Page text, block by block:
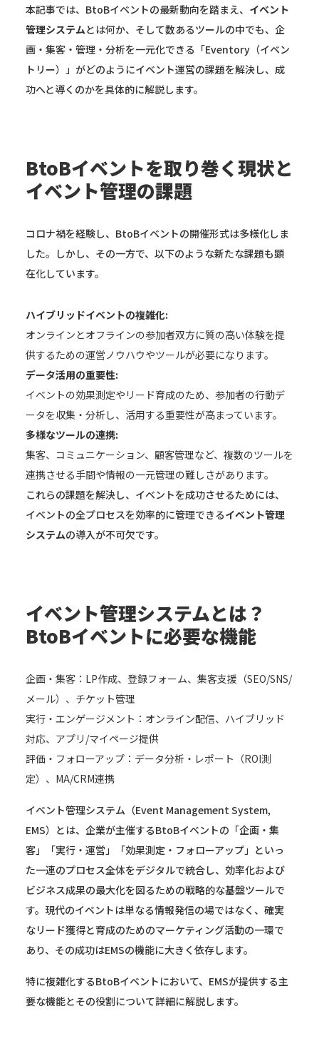
本記事では、BtoBイベントの最新動向を踏まえ、 イベント
管理システムとは何か、そして数あるツールの中でも、企
画・集客・管理・分析を一元化できる「Eventory（イベン
トリー）」がどのようにイベント運営の課題を解決し、成
功へと導くのかを具体的に解説します。
BtoBイベントを取り巻く現状と
イベント管理の課題
コロナ禍を経験し、BtoBイベントの開催形式は多様化しま
した。しかし、その一方で、以下のような新たな課題も顕
在化しています。
ハイブリッドイベントの複雑化:
オンラインとオフラインの参加者双方に質の高い体験を提
供するための運営ノウハウやツールが必要になります。
データ活用の重要性:
イベントの効果測定やリード育成のため、参加者の行動デ
ータを収集・分析し、活用する重要性が高まっています。
多様なツールの連携:
集客、コミュニケーション、顧客管理など、複数のツールを
連携させる手間や情報の一元管理の難しさがあります。
これらの課題を解決し、イベントを成功させるためには、
イベントの全プロセスを効率的に管理できるイベント管理
システムの導入が不可欠です。
イベント管理システムとは？
BtoBイベントに必要な機能
企画・集客：LP作成、登録フォーム、集客支援（SEO/SNS/
メール）、チケット管理
実行・エンゲージメント：オンライン配信、ハイブリッド
対応、アプリ/マイページ提供
評価・フォローアップ：データ分析・レポート（ROI測
定）、MA/CRM連携
イベント管理システム（Event Management System,
EMS）とは、企業が主催するBtoBイベントの「企画・集
客」「実行・運営」「効果測定・フォローアップ」といっ
た一連のプロセス全体をデジタルで統合し、効率化および
ビジネス成果の最大化を図るための戦略的な基盤ツールで
す。現代のイベントは単なる情報発信の場ではなく、確実
なリード獲得と育成のためのマーケティング活動の一環で
あり、その成功はEMSの機能に大きく依存します。
特に複雑化するBtoBイベントにおいて、EMSが提供する主
要な機能とその役割について詳細に解説します。